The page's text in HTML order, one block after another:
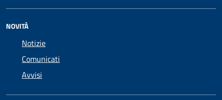
NOVITÀ
Notizie
Comunicati
Avvisi